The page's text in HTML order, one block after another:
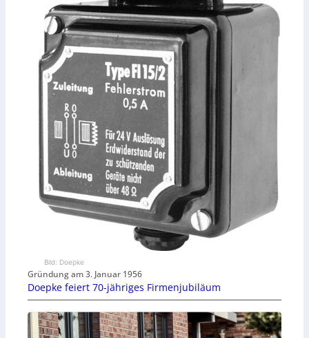
Bild: Doepke
Gründung am 3. Januar 1956
Doepke feiert 70-jähriges Firmenjubiläum